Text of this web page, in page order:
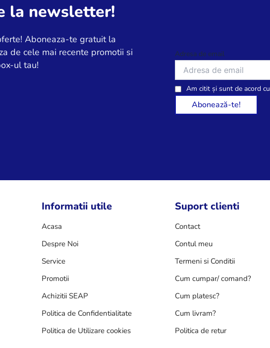
la newsletter!
Aboneaza-te gratuit la
de cele mai recente promotii si
ul tau!
Adresa de email
Am citit și sunt de acord cu
Informatii utile
Acasa
Despre Noi
Service
Promotii
Achizitii SEAP
Politica de Confidentialitate
Politica de Utilizare cookies
Suport clienti
Contact
Contul meu
Termeni si Conditii
Cum cumpar/ comand?
Cum platesc?
Cum livram?
Politica de retur